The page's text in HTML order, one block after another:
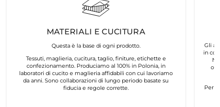
MATERIALI E CUCITURA
Questa è la base di ogni prodotto.
Tessuti, maglieria, cucitura, taglio, finiture, etichette e
confezionamento. Produciamo al 100% in Polonia, in
laboratori di cucito e maglieria affidabili con cui lavoriamo
da anni. Sono collaborazioni di lungo periodo basate su
fiducia e regole corrette.
Gli
in
Per